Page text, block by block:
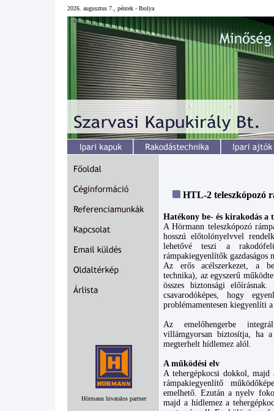
2026. augusztus 7., péntek - Ibolya
Hörmann hivatalos partner
HTL-2 teleszkópozó
Hatékony be- és kirakodás a
A Hörmann teleszkópozó
hosszú előtolónyelvvel
lehetővé teszi a
rámpakiegyenlítők gazdaságos
Az erős acélszerkezet, a
technika), az egyszerű
összes biztonsági
csavarodóképes, hogy
problémamentesen kiegyenlíti a
Az emelőhengerbe
villámgyorsan biztosítja, ha
megterhelt hídlemez alól.
A működési elv
A tehergépkocsi dokkol,
rámpakiegyenlítő
emelhető. Ezután a nyelv
majd a hídlemez a